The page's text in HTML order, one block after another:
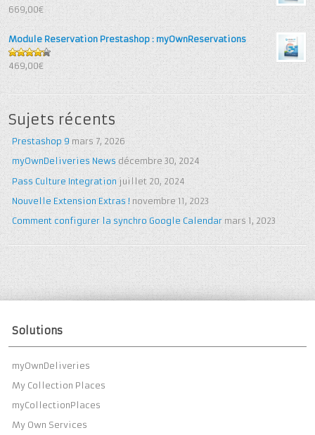
4.6out
of 5
669,00€
Module Reservation Prestashop : myOwnReservations
4.25out
of 5
469,00€
Sujets récents
Prestashop 9 mars 7, 2026
myOwnDeliveries News décembre 30, 2024
Pass Culture Integration juillet 20, 2024
Nouvelle Extension Extras ! novembre 11, 2023
Comment configurer la synchro Google Calendar mars 1, 2023
Solutions
myOwnDeliveries
My Collection Places
myCollectionPlaces
My Own Services